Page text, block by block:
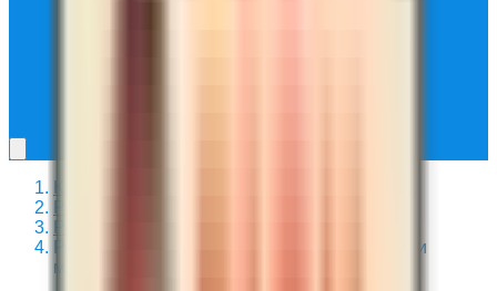
Регулятор HotDive ST3G S3/T3 с октопусом и
манометром